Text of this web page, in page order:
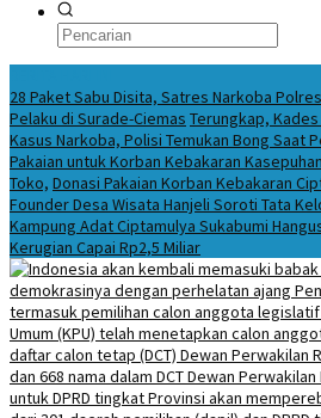
28 Paket Sabu Disita, Satres Narkoba
Pelaku di Surade-Ciemas Terungkap,
Kasus Narkoba, Polisi Temukan Bong Saat
Pakaian untuk Korban Kebakaran
Toko, Donasi Pakaian Korban Kebakaran
Founder Desa Wisata Hanjeli Soroti Tata
Kampung Adat Ciptamulya Sukabumi
Kerugian Capai Rp2,5 Miliar